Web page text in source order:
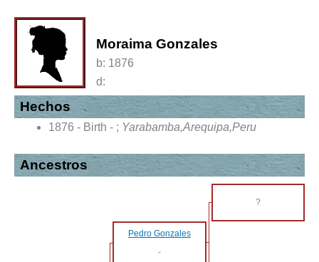
Moraima Gonzales
b: 1876
d:
Hechos
1876 - Birth - ; Yarabamba,Arequipa,Peru
Ancestros
?
Pedro Gonzales
-